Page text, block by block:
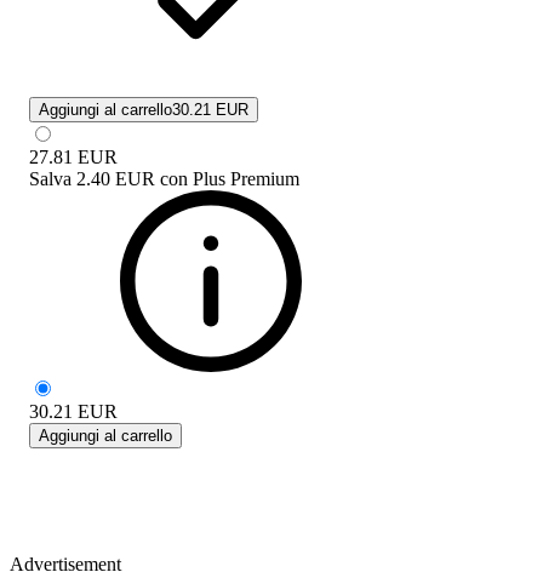
Aggiungi al carrello30.21 EUR
27.81 EUR
Salva 2.40 EUR con Plus Premium
30.21 EUR
Aggiungi al carrello
Advertisement